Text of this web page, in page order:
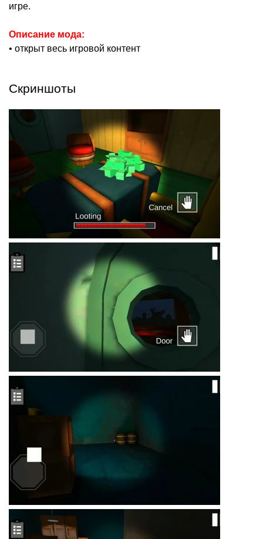
игре.
Описание мода:
• открыт весь игровой контент
Скриншоты